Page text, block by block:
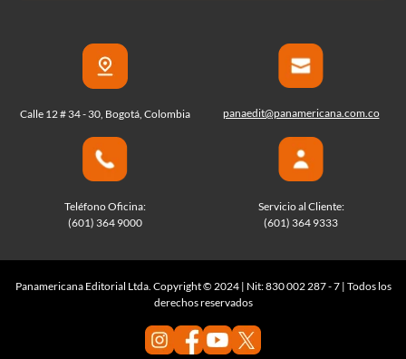
Calle 12 # 34 - 30, Bogotá, Colombia panaedit@panamericana.com.co
Teléfono Oficina:
(601) 364 9000
Servicio al Cliente:
(601) 364 9333
Panamericana Editorial Ltda. Copyright © 2024 | Nit: 830 002 287 - 7 | Todos los
derechos reservados